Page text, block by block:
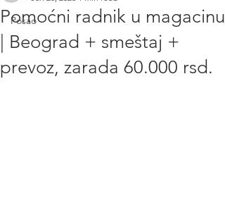
Posao
Pomoćni radnik u magacinu
| Beograd + smeštaj +
prevoz, zarada 60.000 rsd.